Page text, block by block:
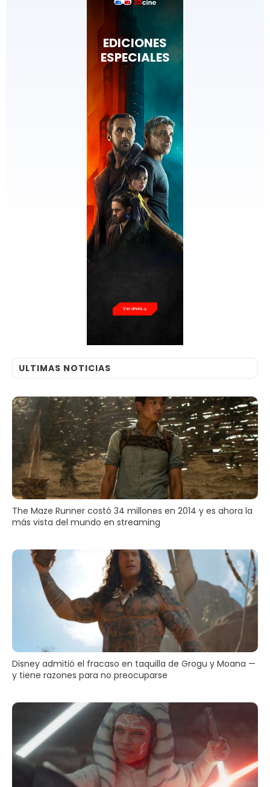
Ver ahora
ULTIMAS NOTICIAS
The Maze Runner costó 34 millones en 2014 y es ahora la
más vista del mundo en streaming
Disney admitió el fracaso en taquilla de Grogu y Moana —
y tiene razones para no preocuparse